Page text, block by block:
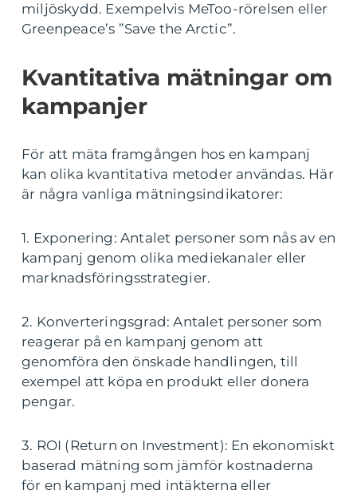
miljöskydd. Exempelvis MeToo-rörelsen eller
Greenpeace’s ”Save the Arctic”.
Kvantitativa mätningar om
kampanjer
För att mäta framgången hos en kampanj
kan olika kvantitativa metoder användas. Här
är några vanliga mätningsindikatorer:
1. Exponering: Antalet personer som nås av en
kampanj genom olika mediekanaler eller
marknadsföringsstrategier.
2. Konverteringsgrad: Antalet personer som
reagerar på en kampanj genom att
genomföra den önskade handlingen, till
exempel att köpa en produkt eller donera
pengar.
3. ROI (Return on Investment): En ekonomiskt
baserad mätning som jämför kostnaderna
för en kampanj med intäkterna eller